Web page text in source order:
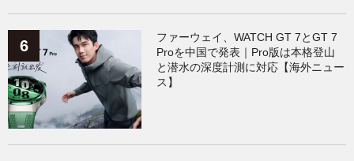
ファーウェイ、WATCH GT 7とGT 7
Proを中国で発表｜Pro版は本格登山
と潜水の深度計測に対応【海外ニュー
ス】